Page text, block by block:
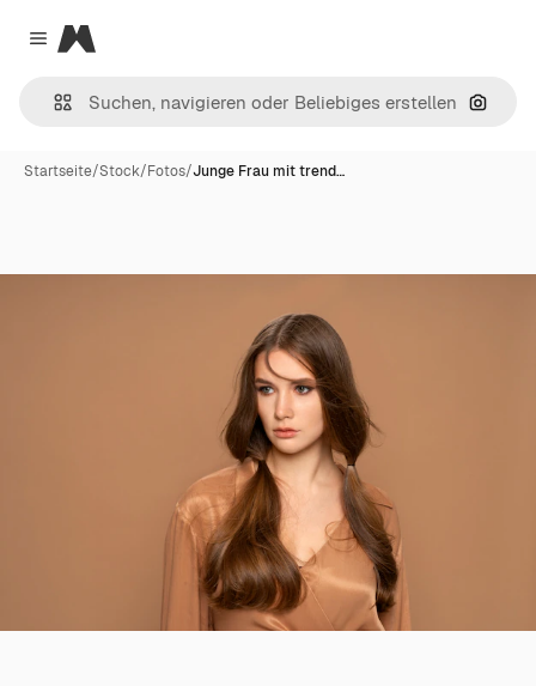
Close menu
Magnific
Nach
Startseite/Stock/Fotos/Junge Frau mit trend…